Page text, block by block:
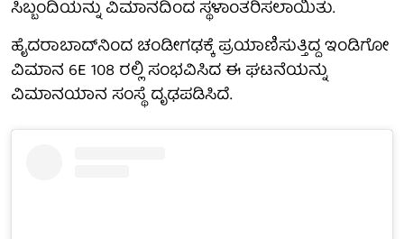
ಸಿಬ್ಬಂದಿಯನ್ನು ವಿಮಾನದಿಂದ ಸ್ಥಳಾಂತರಿಸಲಾಯಿತು.
ಹೈದರಾಬಾದ್‌ನಿಂದ ಚಂಡೀಗಢಕ್ಕೆ ಪ್ರಯಾಣಿಸುತ್ತಿದ್ದ ಇಂಡಿಗೋ
ವಿಮಾನ 6E 108 ರಲ್ಲಿ ಸಂಭವಿಸಿದ ಈ ಘಟನೆಯನ್ನು
ವಿಮಾನಯಾನ ಸಂಸ್ಥೆ ದೃಢಪಡಿಸಿದೆ.